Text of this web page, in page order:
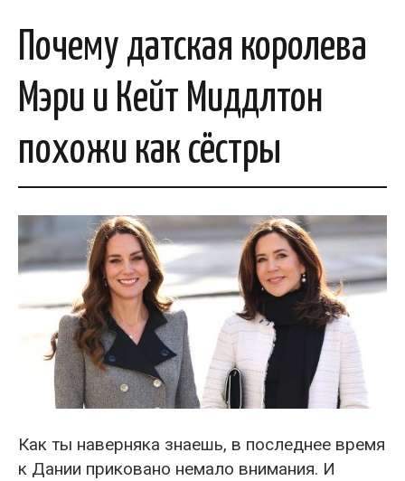
Почему датская королева
Мэри и Кейт Миддлтон
похожи как сёстры
Как ты наверняка знаешь, в последнее время
к Дании приковано немало внимания. И